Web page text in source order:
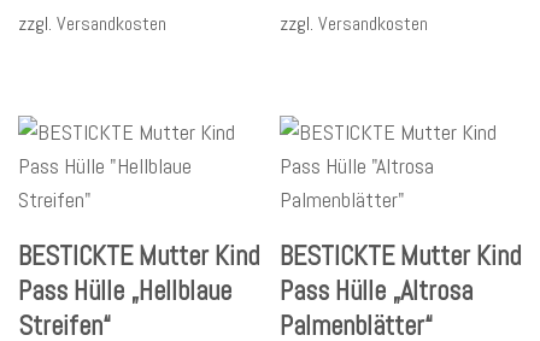
zzgl. Versandkosten zzgl.Versandkosten
BESTICKTE Mutter Kind
Pass Hülle „Hellblaue
Streifen“
BESTICKTE Mutter Kind
Pass Hülle „Altrosa
Palmenblätter“